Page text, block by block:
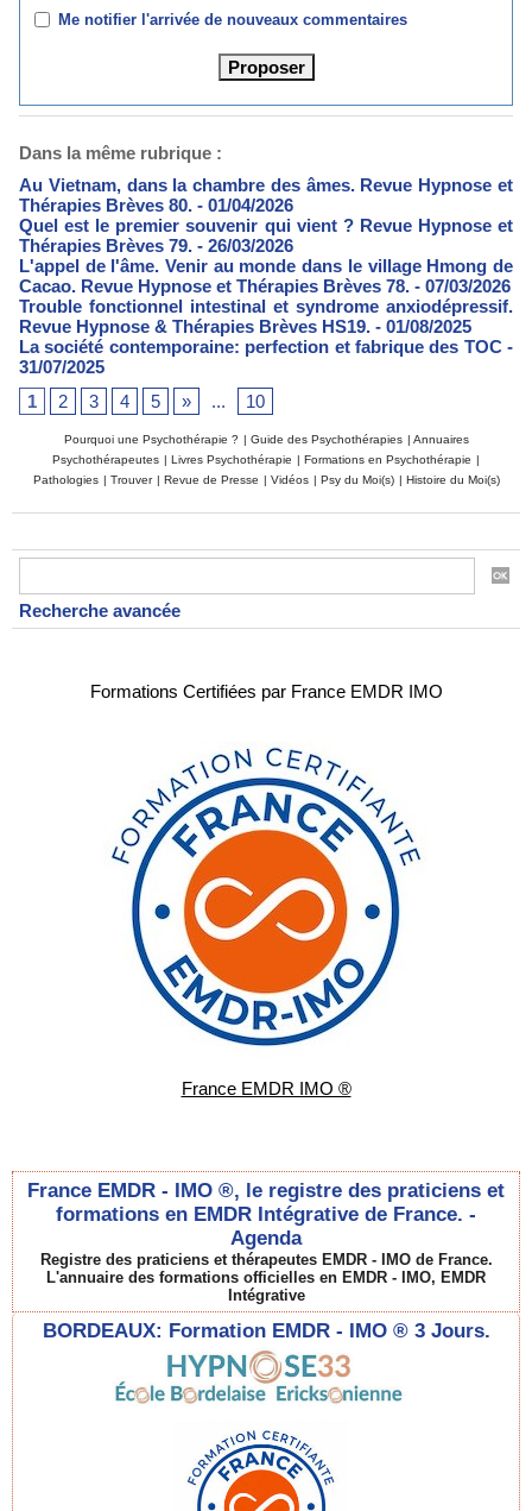
Recherche avancée
Formations Certifiées par France EMDR IMO
France EMDR IMO ®
France EMDR - IMO ®, le registre des praticiens et
formations en EMDR Intégrative de France. -
Agenda
Registre des praticiens et thérapeutes EMDR - IMO de France.
L'annuaire des formations officielles en EMDR - IMO, EMDR
Intégrative
BORDEAUX: Formation EMDR - IMO ® 3 Jours.
Me notifier l'arrivée de nouveaux commentaires
Dans la même rubrique :
Au Vietnam, dans la chambre des âmes. Revue Hypnose et
Thérapies Brèves 80. - 01/04/2026
Quel est le premier souvenir qui vient ? Revue Hypnose et
Thérapies Brèves 79. - 26/03/2026
L'appel de l'âme. Venir au monde dans le village Hmong de
Cacao. Revue Hypnose et Thérapies Brèves 78. - 07/03/2026
Trouble fonctionnel intestinal et syndrome anxiodépressif.
Revue Hypnose & Thérapies Brèves HS19. - 01/08/2025
La société contemporaine: perfection et fabrique des TOC -
31/07/2025
1
2 3 4 5 » ... 10
Pourquoi une Psychothérapie ? | Guide des Psychothérapies | Annuaires
Psychothérapeutes | Livres Psychothérapie | Formations en Psychothérapie |
Pathologies | Trouver | Revue de Presse | Vidéos | Psy du Moi(s) | Histoire du Moi(s)